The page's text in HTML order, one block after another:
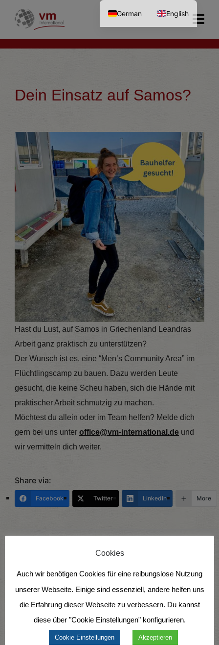
Dein Einsatz auf Samos?
Hast du Lust, auf Samos in Griechenland Leandras
Arbeit ganz praktisch zu unterstützen?
Der Wunsch ist es, eine “Men’s Community Area” im
Flüchtlingscamp zu bauen. Dazu werden Leute
gesucht, die keine Scheu haben, sich die Hände mit
praktischer Arbeit schmutzig zu machen.
Möchtest du allein oder im Team helfen? Melde dich
gern bei uns unter office@vm-international.de und
wir vermitteln dich weiter.
Share via:
Facebook Twitter LinkedIn More
Cookies
Auch wir benötigen Cookies für eine reibungslose Nutzung
unserer Webseite. Einige sind essenziell, andere helfen uns
die Erfahrung dieser Webseite zu verbessern. Du kannst
diese über "Cookie Einstellungen" konfigurieren.
Cookie Einstellungen Akzeptieren
German English